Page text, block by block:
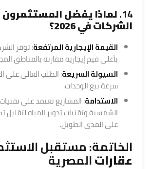
14. لماذا يفضل
الشركات في 2026؟
القيمة الإيجارية المرتفعة: توفر
بأعلى قيم إيجارية مقارنة بالمناطق
السيولة السريعة: الطلب العالي على
سرعة بيع الوحدات.
الاستدامة: المشاريع تعتمد على
الشمسية وتقنيات تدوير المياه لتقليل
على المدى الطويل.
الخاتمة: مستقبل
عقاراتالمصرية